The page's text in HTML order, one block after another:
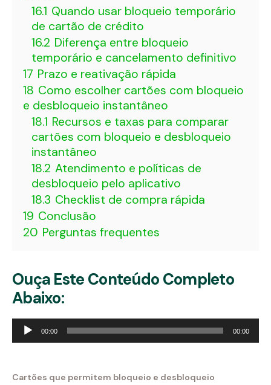
16.1 Quando usar bloqueio temporário
de cartão de crédito
16.2 Diferença entre bloqueio
temporário e cancelamento definitivo
17 Prazo e reativação rápida
18 Como escolher cartões com bloqueio
e desbloqueio instantâneo
18.1 Recursos e taxas para comparar
cartões com bloqueio e desbloqueio
instantâneo
18.2 Atendimento e políticas de
desbloqueio pelo aplicativo
18.3 Checklist de compra rápida
19 Conclusão
20 Perguntas frequentes
Ouça Este Conteúdo Completo
Abaixo:
Tocador
00:00 00:00
Cartões que permitem bloqueio e desbloqueio